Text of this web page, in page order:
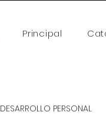
Principal
DESARROLLO PERSONAL